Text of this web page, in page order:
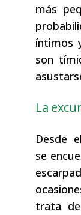
más
íntimos
son
La
Desde
se
trata